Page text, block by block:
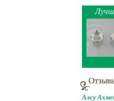
Алсу